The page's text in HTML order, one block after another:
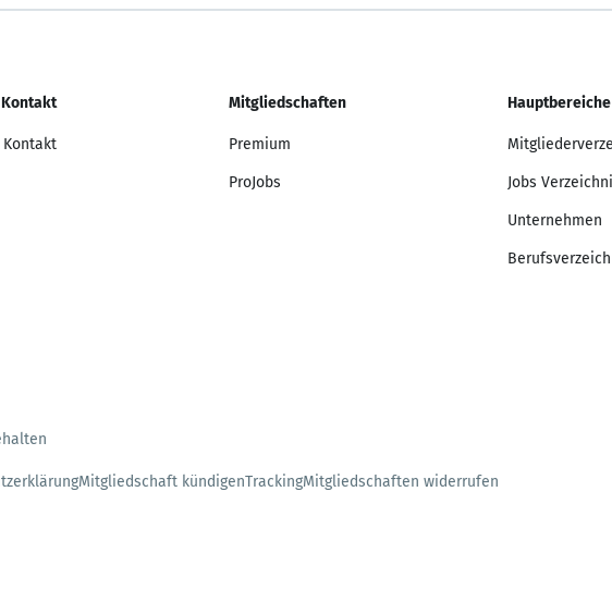
Mitgliedschaften
Premium
ProJobs
Hauptbereiche
Jobs
Unternehmen
Mitgliedschaft kündigenTrackingMitgliedschaften widerrufen